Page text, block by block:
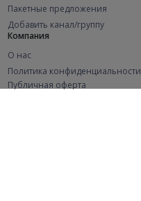
Пакетные предложения
Добавить канал/группу
Компания
О нас
Политика конфиденциальности
Публичная оферта